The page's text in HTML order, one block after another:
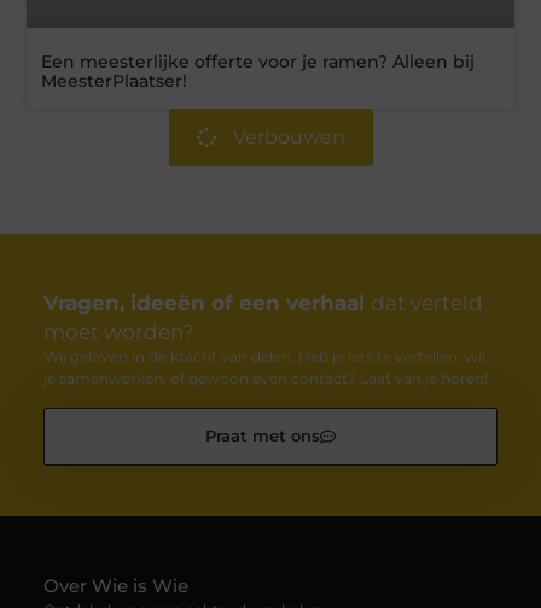
Een meesterlijke offerte voor je ramen? Alleen bij
MeesterPlaatser!
Verbouwen
Vragen, ideeën of een verhaal dat verteld
moet worden?
Wij geloven in de kracht van delen. Heb je iets te vertellen, wil
je samenwerken, of gewoon even contact? Laat van je horen!
Praat met ons
Over Wie is Wie